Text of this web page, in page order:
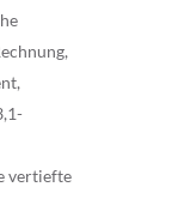
vertiefte